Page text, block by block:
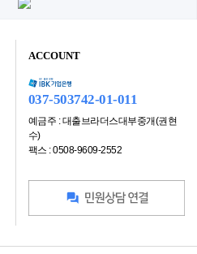
ACCOUNT
037-503742-01-011
예금주 : 대출브라더스대부중개(권현
수)
팩스 : 0508-9609-2552